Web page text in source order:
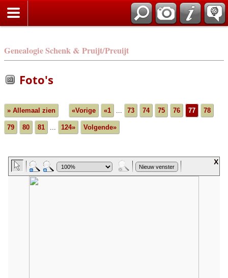
Genealogie Schenk & Pruijt/Preuijt
Foto's
» Allemaal zien «Vorige «1 ... 73 74 75 76 77 78
79 80 81 ... 124» Volgende»